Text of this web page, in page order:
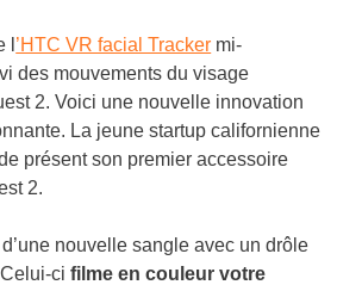
’HTC VR facial Tracker mi-
des mouvements du visage
2. Voici une nouvelle innovation
La jeune startup californienne
présent son premier accessoire
2.
d’une nouvelle sangle avec un drôle
Celui-cifilme en couleur votre